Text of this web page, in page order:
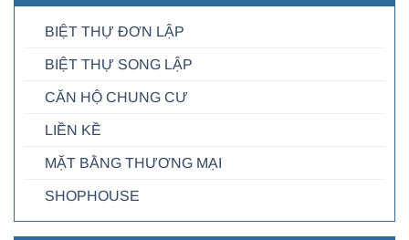
BIỆT THỰ ĐƠN LẬP
BIỆT THỰ SONG LẬP
CĂN HỘ CHUNG CƯ
LIỀN KỀ
MẶT BẰNG THƯƠNG MẠI
SHOPHOUSE